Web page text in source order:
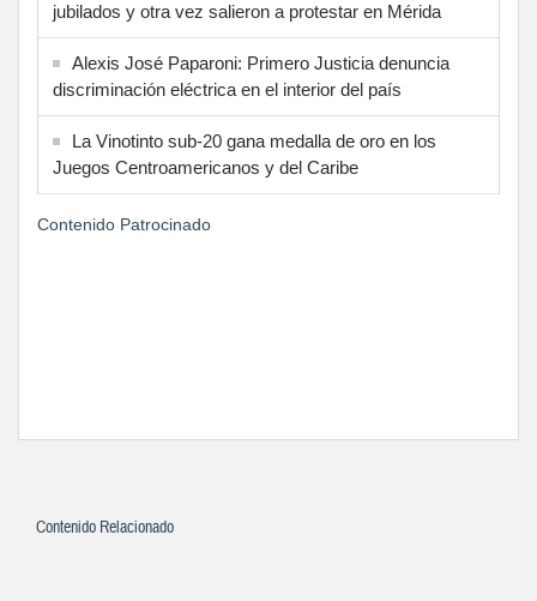
jubilados y otra vez salieron a protestar en Mérida
Alexis José Paparoni: Primero Justicia denuncia
discriminación eléctrica en el interior del país
La Vinotinto sub-20 gana medalla de oro en los
Juegos Centroamericanos y del Caribe
Contenido Patrocinado
Contenido Relacionado